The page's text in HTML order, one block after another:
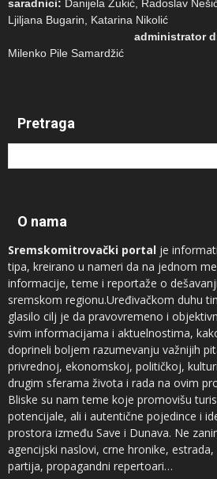
saradnici: Danijela Zukić, Radoslav
Ljiljana Bugarin,
administrator
Milenko Pile Samardžić
Pretraga
O nama
Sremskomitrovački portal je
tipa, kreirano u nameri da na jednom
informacije, teme i reportaže o
sremskom regionu.Uređivačkom duhu
glasilo cilj je da pravovremeno i
svim informacijama i aktuelnostima,
doprineli boljem razumevanju važnijih
privrednoj, ekonomskoj, političkoj,
drugim sferama života i rada na ovim
Bliske su nam teme koje promovišu
potencijale, ali i autentične pojedince i
prostora između Save i Dunava. Ne
agencijski naslovi, crne hronike,
partija, propagandni repertoari…